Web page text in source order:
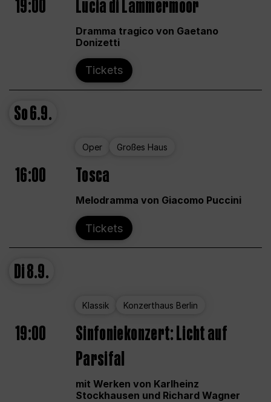
19:00 Lucia di Lammermoor
Dramma tragico von Gaetano
Donizetti
Tickets
So6.9.
Oper Großes Haus
16:00 Tosca
Melodramma von Giacomo Puccini
Tickets
Di8.9.
Klassik Konzerthaus Berlin
19:00
Sinfoniekonzert: Licht auf
Parsifal
mit Werken von Karlheinz
Stockhausen und Richard Wagner